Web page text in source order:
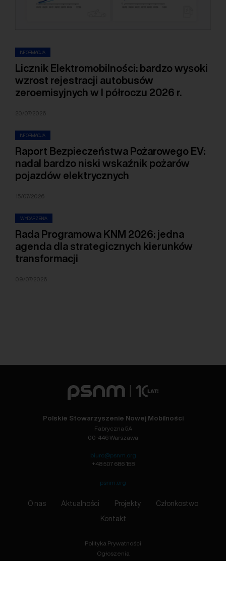
INFORMACJA
Licznik Elektromobilności: bardzo wysoki
wzrost rejestracji autobusów
zeroemisyjnych w I półroczu 2026 r.
20/07/2026
INFORMACJA
Raport Bezpieczeństwa Pożarowego EV:
nadal bardzo niski wskaźnik pożarów
pojazdów elektrycznych
15/07/2026
WYDARZENIA
Rada Programowa KNM 2026: jedna
agenda dla strategicznych kierunków
transformacji
09/07/2026
Polskie Stowarzyszenie Nowej Mobilności
Fabryczna 5A
00-446 Warszawa
biuro@psnm.org
+48 507 686 158
psnm.org
O nas Aktualności Projekty Członkostwo
Kontakt
Polityka Prywatności
Ogłoszenia